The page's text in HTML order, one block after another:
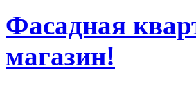
Фасадная
магазин!